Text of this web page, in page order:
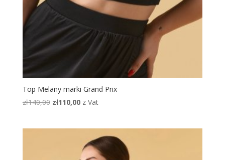
Top Melany marki Grand Prix
zł140,00 Pierwotna
zł110,00Aktualna
zł110,00.
z Vat